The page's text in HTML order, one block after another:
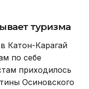
туризма
Катон-Карагай
по себе
приходилось
Осиновского